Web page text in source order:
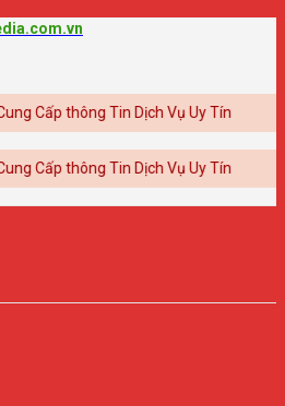
Tin Dịch Vụ Uy Tín
Tin Dịch Vụ Uy Tín